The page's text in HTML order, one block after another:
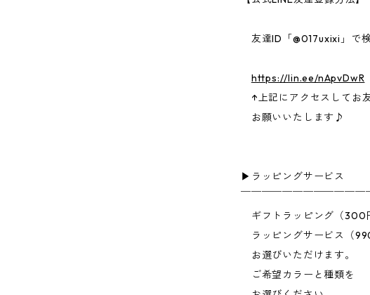
友達ID「@017uxixi」で
https://lin.ee/nApvDwR
↑上記にアクセスしてお
お願いいたします♪
▶︎ラッピングサービス
￣￣￣￣￣￣￣￣￣￣￣￣
ギフトラッピング（300
ラッピングサービス（
お選びいただけます。
ご希望カラーと種類を